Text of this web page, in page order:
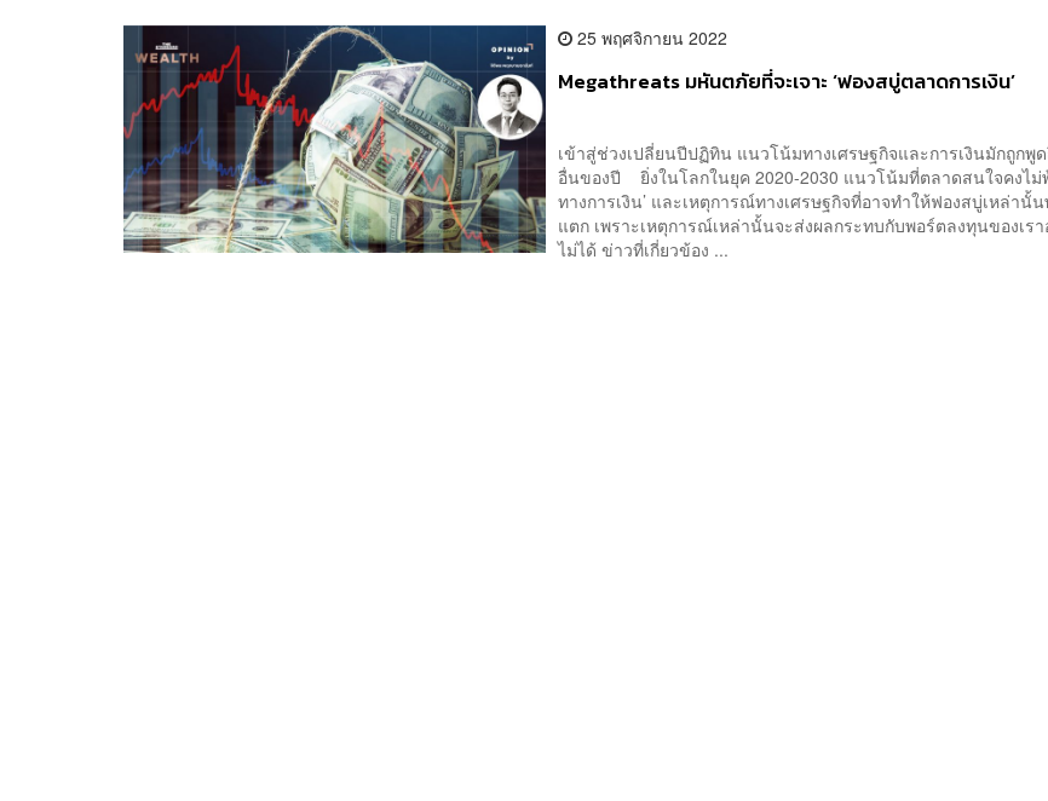
25 พฤศจิกายน 2022
Megathreats มหันตภัยที่จะเจาะ ‘ฟองสบู่ตลาดการเงิน’
เข้าสู่ช่วงเปลี่ยนปีปฏิทิน แนวโน้มทางเศรษฐกิจและการเงินมักถูกพู
อื่นของปี ยิ่งในโลกในยุค 2020-2030 แนวโน้มที่ตลาดสนใจคงไม่
ทางการเงิน’ และเหตุการณ์ทางเศรษฐกิจที่อาจทำให้ฟองสบู่เหล่านั้
แตก เพราะเหตุการณ์เหล่านั้นจะส่งผลกระทบกับพอร์ตลงทุนของเรา
ไม่ได้ ข่าวที่เกี่ยวข้อง ...